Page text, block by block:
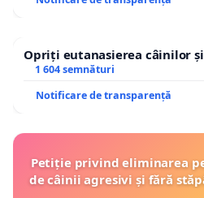
Opriți eutanasierea câinilor
1 604 semnături
Notificare de transparență
Petiție privind eliminarea
de câinii agresivi și fără